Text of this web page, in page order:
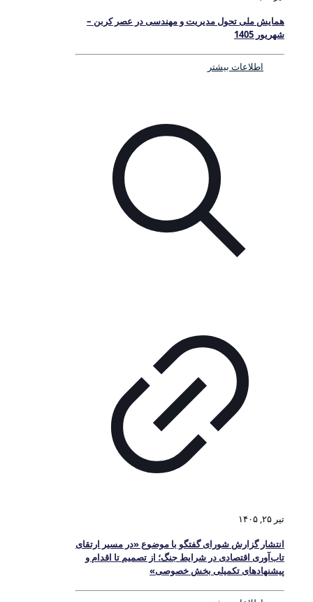
همایش ملی تحول مدیریت و مهندسی در عصر کربن –
شهریور 1405
اطلاعات بیشتر
تیر ۲۵, ۱۴۰۵
انتشار گزارش شورای گفتگو با موضوع «در مسیر ارتقای
تاب‌آوری اقتصادی در شرایط جنگ؛ از تصمیم تا اقدام و
پیشنهادهای تکمیلی بخش خصوصی»